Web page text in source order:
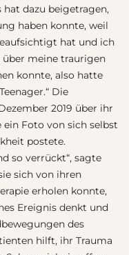
dazu beigetragen,
haben konnte, weil
hat und ich
meine traurigen
konnte, also hatte
Die
2019 über ihr
ein Foto von sich selbst
postete.
so verrückt“, sagte
sich von ihren
erholen konnte,
Ereignis denkt und
des
hilft, ihr Trauma